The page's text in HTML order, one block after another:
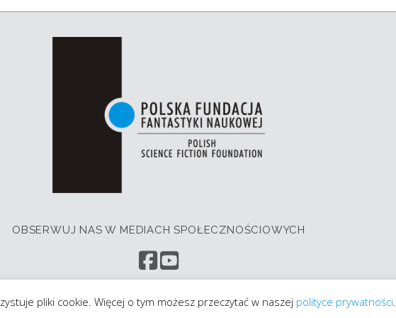
OBSERWUJ NAS W MEDIACH SPOŁECZNOŚCIOWYCH
© 2026 Polska Fundacja Fantastyki Naukowej OnePress motyw wg FameThemes
pliki cookie. Więcej o tym możesz przeczytać w naszej polityce prywatności.